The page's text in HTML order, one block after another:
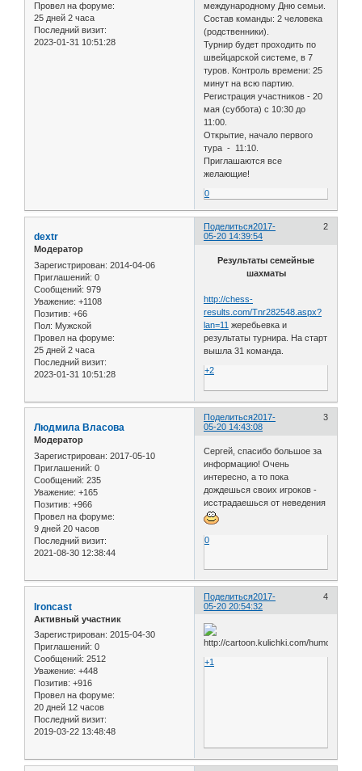
Провел на форуме:
25 дней 2 часа
Последний визит:
2023-01-31 10:51:28
международному Дню семьи.
Состав команды: 2 человека
(родственники).
Турнир будет проходить по
швейцарской системе, в 7
туров. Контроль времени: 25
минут на всю партию.
Регистрация участников - 20
мая (суббота) с 10:30 до
11:00.
Открытие, начало первого
тура - 11:10.
Приглашаются все
желающие!
0
Поделиться 2
2017-
05-20 14:39:54
dextr
Модератор
Зарегистрирован: 2014-04-06
Приглашений: 0
Сообщений: 979
Уважение: +1108
Позитив: +66
Пол: Мужской
Провел на форуме:
25 дней 2 часа
Последний визит:
2023-01-31 10:51:28
Результаты семейные
шахматы
http://chess-
results.com/Tnr282548.aspx?
lan=11 жеребьевка и
результаты турнира. На старт
вышла 31 команда.
+2
Поделиться 3
2017-
05-20 14:43:08
Людмила Власова
Модератор
Зарегистрирован: 2017-05-10
Приглашений: 0
Сообщений: 235
Уважение: +165
Позитив: +966
Провел на форуме:
9 дней 20 часов
Последний визит:
2021-08-30 12:38:44
Сергей, спасибо большое за
информацию! Очень
интересно, а то пока
дождешься своих игроков -
исстрадаешься от неведения
0
Поделиться 4
2017-
05-20 20:54:32
Ironcast
Активный участник
Зарегистрирован: 2015-04-30
Приглашений: 0
Сообщений: 2512
Уважение: +448
Позитив: +916
Провел на форуме:
20 дней 12 часов
Последний визит:
2019-03-22 13:48:48
+1